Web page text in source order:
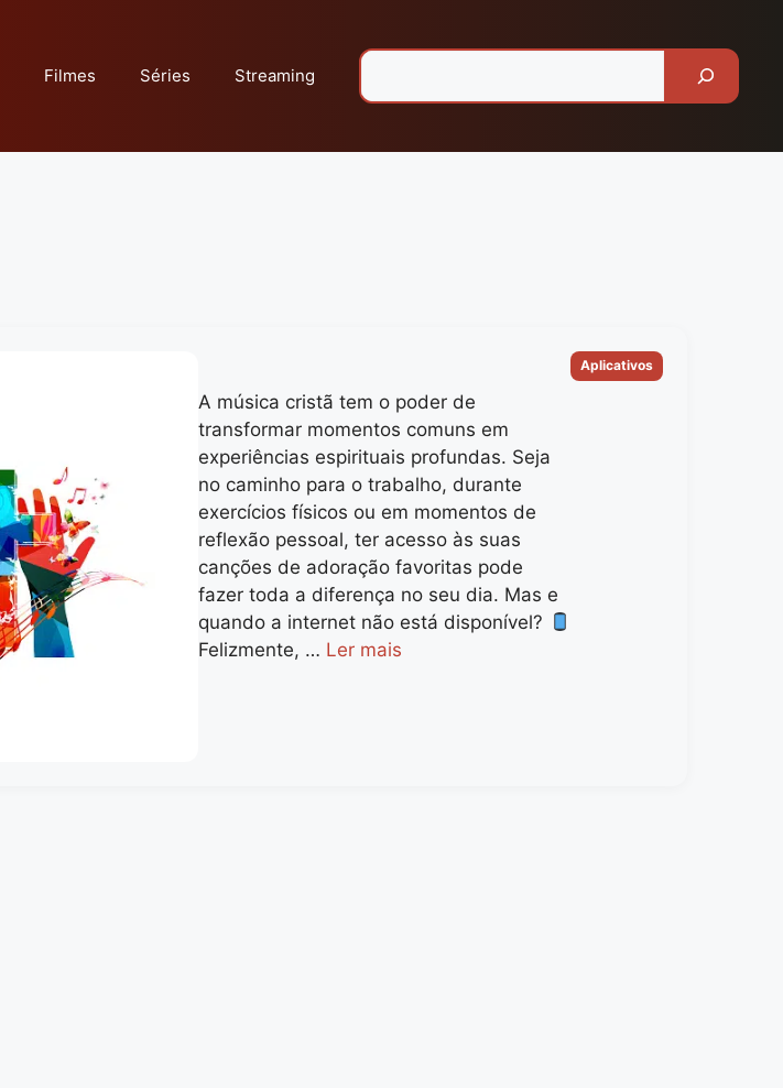
Filmes Séries Streaming
A música cristã tem o poder de
transformar momentos comuns em
experiências espirituais profundas. Seja
no caminho para o trabalho, durante
exercícios físicos ou em momentos de
reflexão pessoal, ter acesso às suas
canções de adoração favoritas pode
fazer toda a diferença no seu dia. Mas e
quando a internet não está disponível?
Felizmente, … Ler mais
Categorias
Aplicativos